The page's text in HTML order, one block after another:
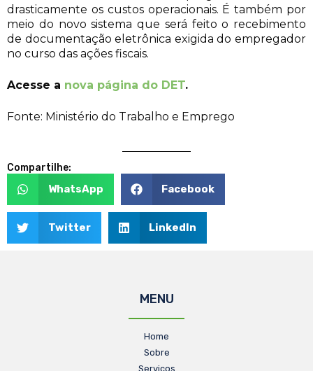
drasticamente os custos operacionais. É também por
meio do novo sistema que será feito o recebimento
de documentação eletrônica exigida do empregador
no curso das ações fiscais.
Acesse a nova página do DET.
Fonte: Ministério do Trabalho e Emprego
Compartilhe:
WhatsApp Facebook
Twitter LinkedIn
MENU
Home
Sobre
Serviços